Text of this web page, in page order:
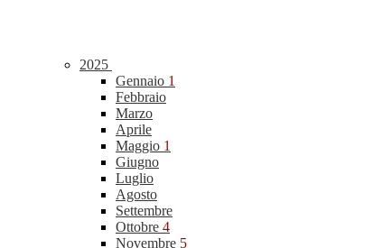
2025
Gennaio 1
Febbraio
Marzo
Aprile
Maggio 1
Giugno
Luglio
Agosto
Settembre
Ottobre 4
Novembre 5